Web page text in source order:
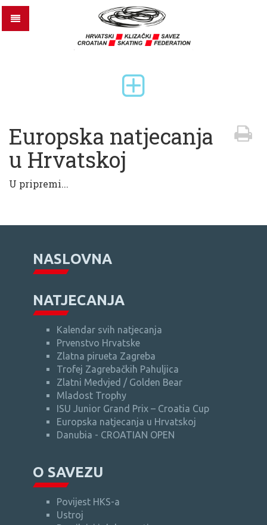
Europska natjecanja
u Hrvatskoj
U pripremi...
NASLOVNA
NATJECANJA
Kalendar svih natjecanja
Prvenstvo Hrvatske
Zlatna pirueta Zagreba
Trofej Zagrebačkih Pahuljica
Zlatni Medvjed / Golden Bear
Mladost Trophy
ISU Junior Grand Prix – Croatia Cup
Europska natjecanja u Hrvatskoj
Danubia - CROATIAN OPEN
O SAVEZU
Povijest HKS-a
Ustroj